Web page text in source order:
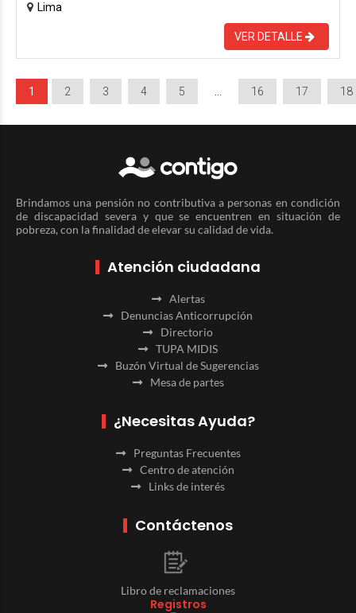
Lima
VER DETALLE
1 2 3 4 5 16 17 18
Brindamos una pensión no contributiva a personas en condición
de discapacidad severa y que se encuentren en situación de
pobreza, con la finalidad de elevar su calidad de vida.
Atención ciudadana
Alertas
Denuncias Anticorrupción
Directorio
TUPA MIDIS
Buzón Virtual de Sugerencias
Mesa de partes
¿Necesitas Ayuda?
Preguntas Frecuentes
Centro de atención
Links de interés
Contáctenos
Libro de reclamaciones
Registros